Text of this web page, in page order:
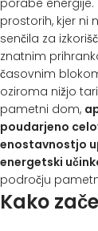
porabe
prostorih, kjer ni
senčila za
znatnim
časovnim
oziroma nižjo
pametni dom,
poudarjeno
enostavnostjo
energetski
področju
Kako